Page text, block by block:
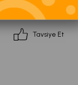
İstek
Tavsiye Et